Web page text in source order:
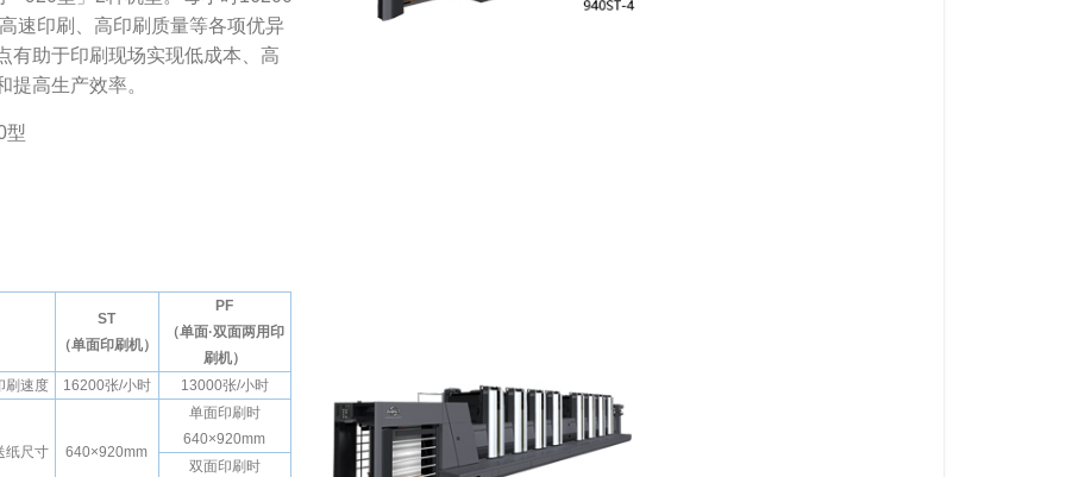
速印刷、高印刷质量等各项优异
有助于印刷现场实现低成本、高
提高生产效率。
型
ST
（单面印刷机）
PF
（单面·双面两用印
刷机）
刷速度
16200张/小时 13000张/小时
纸尺寸 640×920mm
单面印刷时
640×920mm
双面印刷时